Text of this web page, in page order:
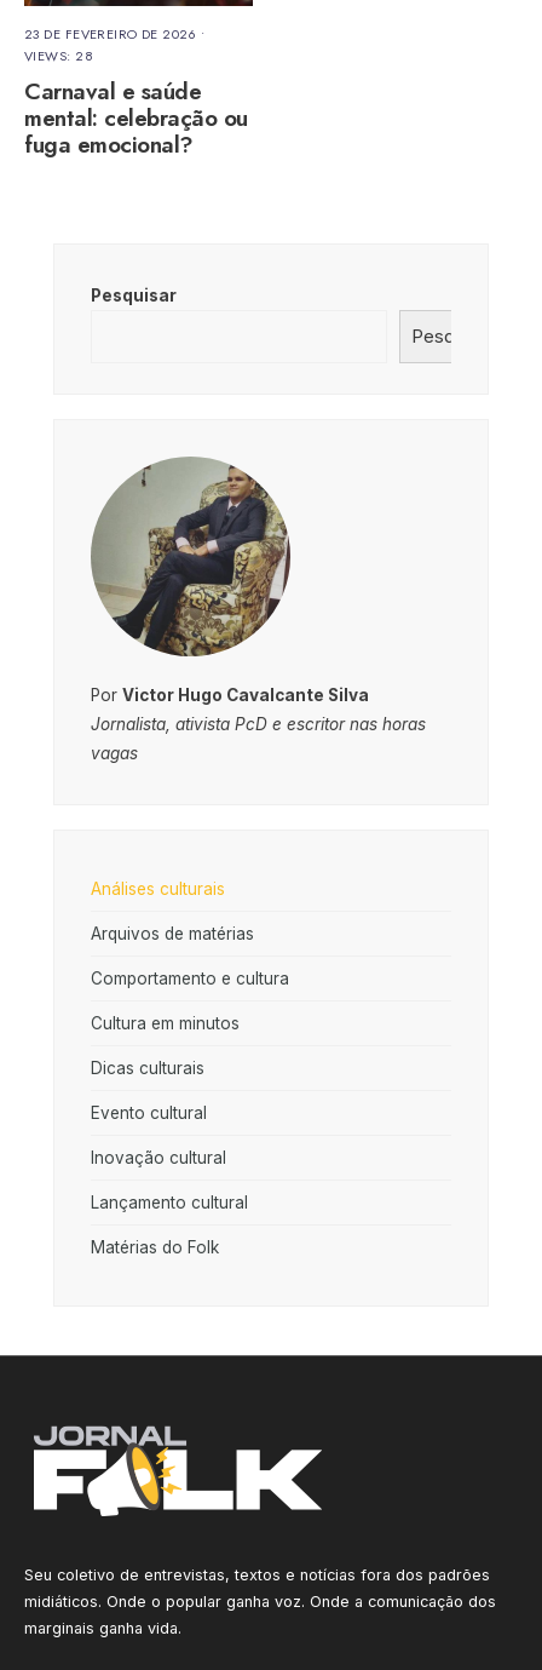
23 DE FEVEREIRO DE 2026 •
VIEWS: 28
Carnaval e saúde
mental: celebração ou
fuga emocional?
Pesquisar
Pesquisar
Por Victor Hugo Cavalcante Silva
Jornalista, ativista PcD e escritor nas horas
vagas
Análises culturais
Arquivos de matérias
Comportamento e cultura
Cultura em minutos
Dicas culturais
Evento cultural
Inovação cultural
Lançamento cultural
Matérias do Folk
Seu coletivo de entrevistas, textos e notícias fora dos padrões
midiáticos. Onde o popular ganha voz. Onde a comunicação dos
marginais ganha vida.